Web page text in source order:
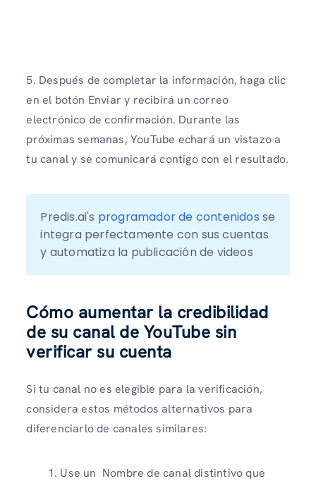
5. Después de completar la información, haga clic
en el botón Enviar y recibirá un correo
electrónico de confirmación. Durante las
próximas semanas, YouTube echará un vistazo a
tu canal y se comunicará contigo con el resultado.
Predis.ai's programador de contenidos se
integra perfectamente con sus cuentas
y automatiza la publicación de videos
Cómo aumentar la credibilidad
de su canal de YouTube sin
verificar su cuenta
Si tu canal no es elegible para la verificación,
considera estos métodos alternativos para
diferenciarlo de canales similares:
Use un Nombre de canal distintivo que